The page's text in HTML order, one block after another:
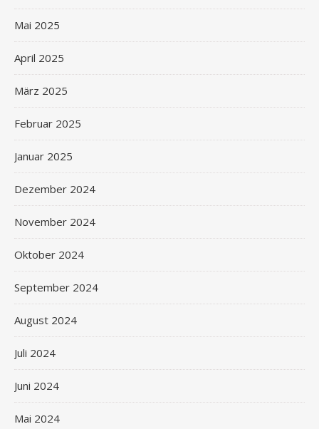
Mai 2025
April 2025
März 2025
Februar 2025
Januar 2025
Dezember 2024
November 2024
Oktober 2024
September 2024
August 2024
Juli 2024
Juni 2024
Mai 2024